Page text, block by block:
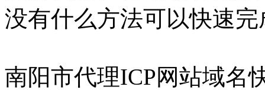
没有什么方法可以快速
南阳市代理ICP网站域名